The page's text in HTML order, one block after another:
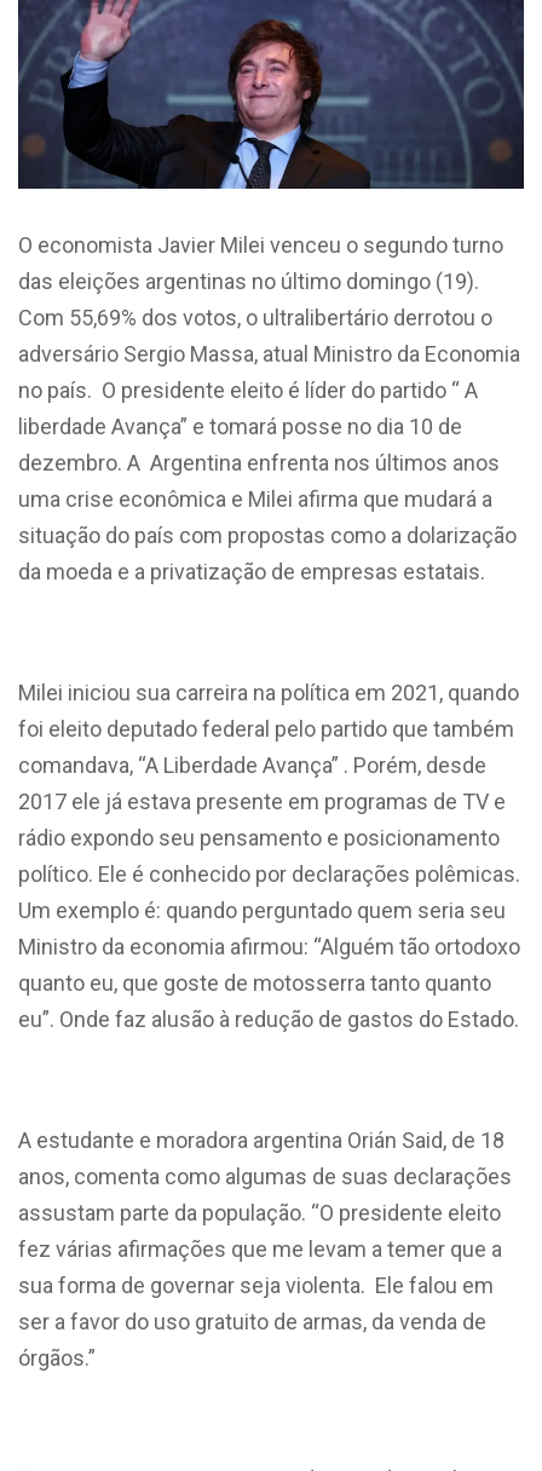
O economista Javier Milei venceu o segundo turno
das eleições argentinas no último domingo (19).
Com 55,69% dos votos, o ultralibertário derrotou o
adversário Sergio Massa, atual Ministro da Economia
no país. O presidente eleito é líder do partido “ A
liberdade Avança” e tomará posse no dia 10 de
dezembro. A Argentina enfrenta nos últimos anos
uma crise econômica e Milei afirma que mudará a
situação do país com propostas como a dolarização
da moeda e a privatização de empresas estatais.
Milei iniciou sua carreira na política em 2021, quando
foi eleito deputado federal pelo partido que também
comandava, “A Liberdade Avança” . Porém, desde
2017 ele já estava presente em programas de TV e
rádio expondo seu pensamento e posicionamento
político. Ele é conhecido por declarações polêmicas.
Um exemplo é: quando perguntado quem seria seu
Ministro da economia afirmou: “Alguém tão ortodoxo
quanto eu, que goste de motosserra tanto quanto
eu”. Onde faz alusão à redução de gastos do Estado.
A estudante e moradora argentina Orián Said, de 18
anos, comenta como algumas de suas declarações
assustam parte da população. “O presidente eleito
fez várias afirmações que me levam a temer que a
sua forma de governar seja violenta. Ele falou em
ser a favor do uso gratuito de armas, da venda de
órgãos.”